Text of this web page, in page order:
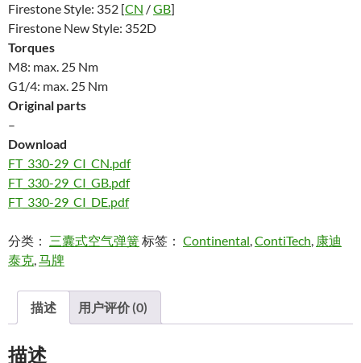
Firestone Style: 352 [CN /GB]
Firestone New Style: 352D
Torques
M8: max. 25 Nm
G1/4: max. 25 Nm
Original parts
–
Download
FT_330-29_CI_CN.pdf
FT_330-29_CI_GB.pdf
FT_330-29_CI_DE.pdf
分类： 三囊式空气弹簧标签： Continental,ContiTech, 康迪
泰克,马牌
描述 用户评价 (0)
描述